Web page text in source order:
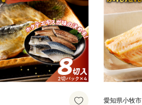
愛知県小牧市